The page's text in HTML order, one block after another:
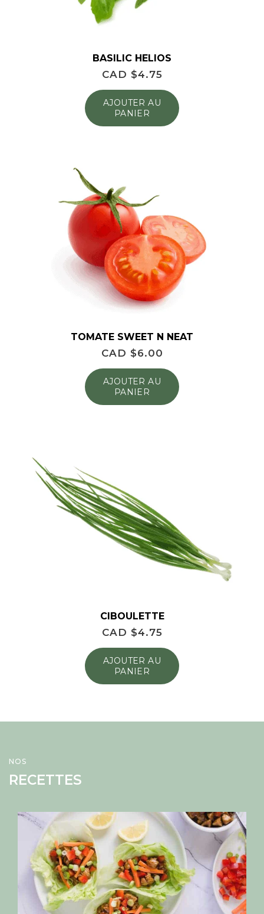
BASILIC HELIOS
CAD $4.75
AJOUTER AU
PANIER
TOMATE SWEET N NEAT
CAD $6.00
AJOUTER AU
PANIER
CIBOULETTE
CAD $4.75
AJOUTER AU
PANIER
NOS
RECETTES